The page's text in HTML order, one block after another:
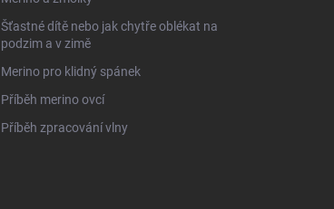
Šťastné dítě nebo jak chytře oblékat na
podzim a v zimě
Merino pro klidný spánek
Příběh merino ovcí
Příběh zpracování vlny